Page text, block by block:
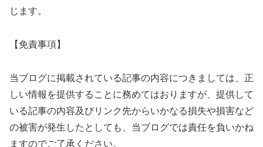
じます。
【免責事項】
当ブログに掲載されている記事の内容につきましては、正
しい情報を提供することに務めてはおりますが、提供して
いる記事の内容及びリンク先からいかなる損失や損害など
の被害が発生したとしても、当ブログでは責任を負いかね
ますのでご了承ください。